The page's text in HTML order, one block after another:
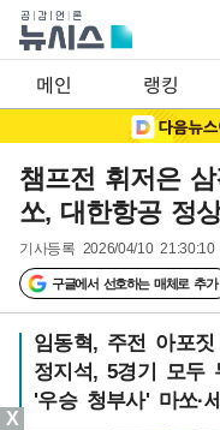
메인 랭킹
챔프전 휘저은
쏘, 대한항공 정
기사등록 2026/04/10 21:30:10
구글에서 선호하는 매체로 추가
임동혁, 주전 아포
정지석, 5경기 모두
'우승 청부사' 마쏘·
X